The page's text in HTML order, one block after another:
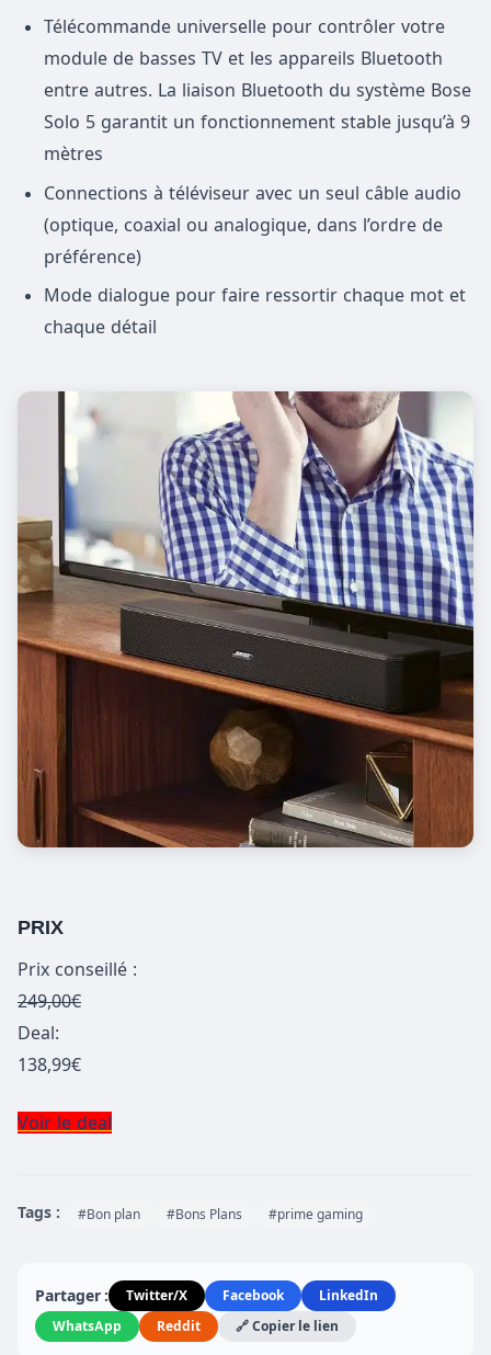
Télécommande universelle pour contrôler votre
module de basses TV et les appareils Bluetooth
entre autres. La liaison Bluetooth du système Bose
Solo 5 garantit un fonctionnement stable jusqu’à 9
mètres
Connections à téléviseur avec un seul câble audio
(optique, coaxial ou analogique, dans l’ordre de
préférence)
Mode dialogue pour faire ressortir chaque mot et
chaque détail
PRIX
Prix conseillé :
249,00€
Deal:
138,99€
Voir le deal
Tags : #Bon plan #Bons Plans #prime gaming
Partager : Twitter/X Facebook
LinkedIn
WhatsApp
Reddit 🔗 Copier le lien